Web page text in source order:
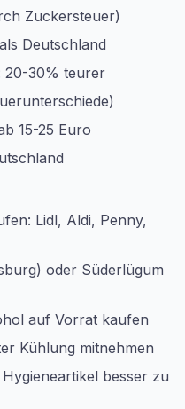
Zuckersteuer)
Deutschland
20-30% teurer
15-25 Euro
Lidl, Aldi, Penny,
oder Süderlügum
auf Vorrat kaufen
Kühlung mitnehmen
besser zu